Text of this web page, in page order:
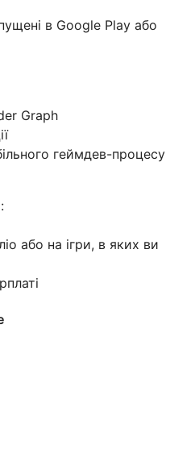
в Google Play або
Graph
геймдев-процесу
або на ігри, в яких ви